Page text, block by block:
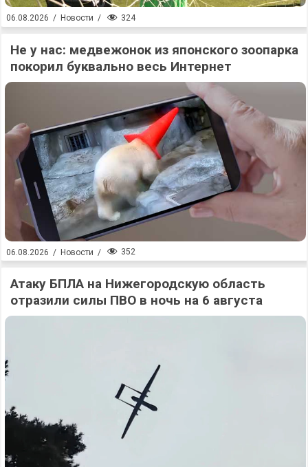
06.08.2026 / Новости / 324
Не у нас: медвежонок из японского зоопарка
покорил буквально весь Интернет
06.08.2026 / Новости / 352
Атаку БПЛА на Нижегородскую область
отразили силы ПВО в ночь на 6 августа